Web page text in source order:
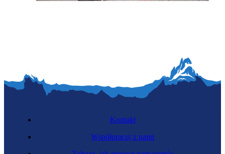
Kontakt
Współpracuj z nami